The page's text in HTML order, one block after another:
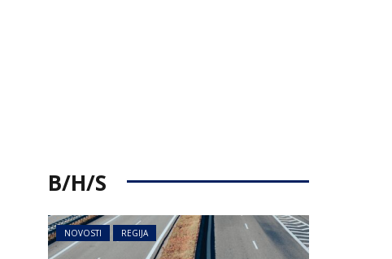
B/H/S
NOVOSTI REGIJA